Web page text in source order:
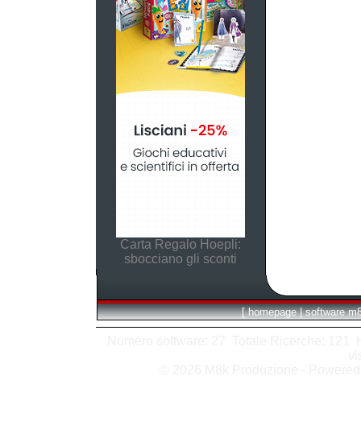
Carta Regalo Hoepli:
sbocciano gli sconti
[ homepage | software